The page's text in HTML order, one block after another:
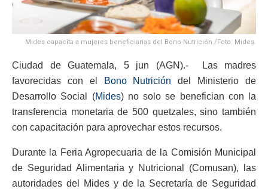
Mides capacita a mujeres beneficiarias del Bono Nutrición./Foto: Mides.
Ciudad de Guatemala, 5 jun (AGN).- Las madres
favorecidas con el
Bono Nutrición del Ministerio de
Desarrollo Social (Mides) no solo se benefician con la
transferencia monetaria de 500 quetzales, sino también
con capacitación para aprovechar estos recursos.
Durante la Feria Agropecuaria de la Comisión Municipal
de Seguridad Alimentaria y Nutricional (Comusan), las
autoridades del Mides y de la Secretaría de Seguridad